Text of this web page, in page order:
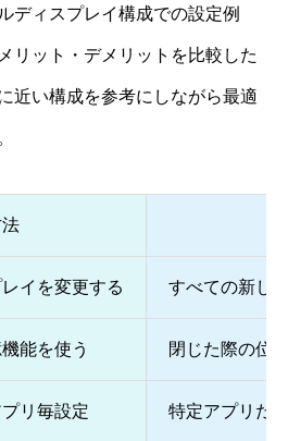
ディスプレイ構成での設定例
リット・デメリットを比較した
近い構成を参考にしながら最適
イを変更する すべての新し
能を使う 閉じた際の位
リ毎設定 特定アプリだ